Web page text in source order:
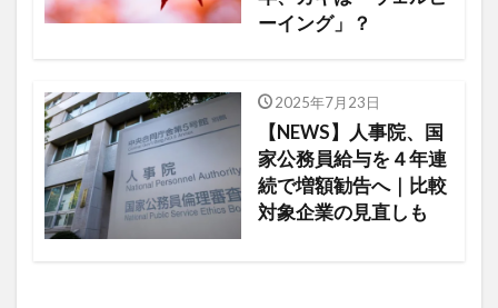
ーイング」？
2025年7月23日
【NEWS】人事院、国
家公務員給与を４年連
続で増額勧告へ｜比較
対象企業の見直しも